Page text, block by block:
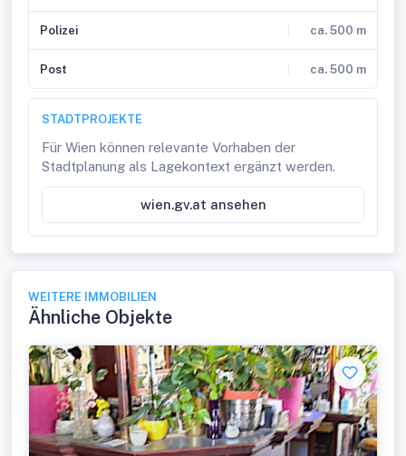
Polizei ca. 500 m
Post ca. 500 m
STADTPROJEKTE
Für Wien können relevante Vorhaben der
Stadtplanung als Lagekontext ergänzt werden.
wien.gv.at ansehen
WEITERE IMMOBILIEN
Ähnliche Objekte